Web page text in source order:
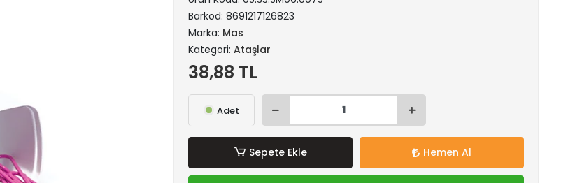
Barkod:8691217126823
Marka: Mas
Kategori:Ataşlar
38,88 TL
Adet
Sepete Ekle Hemen Al